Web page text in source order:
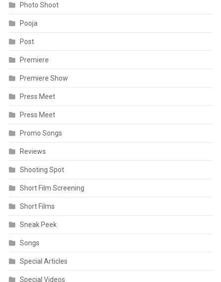
Photo Shoot
Pooja
Post
Premiere
Premiere Show
Press Meet
Press Meet
Promo Songs
Reviews
Shooting Spot
Short Film Screening
Short Films
Sneak Peek
Songs
Special Articles
Special Videos